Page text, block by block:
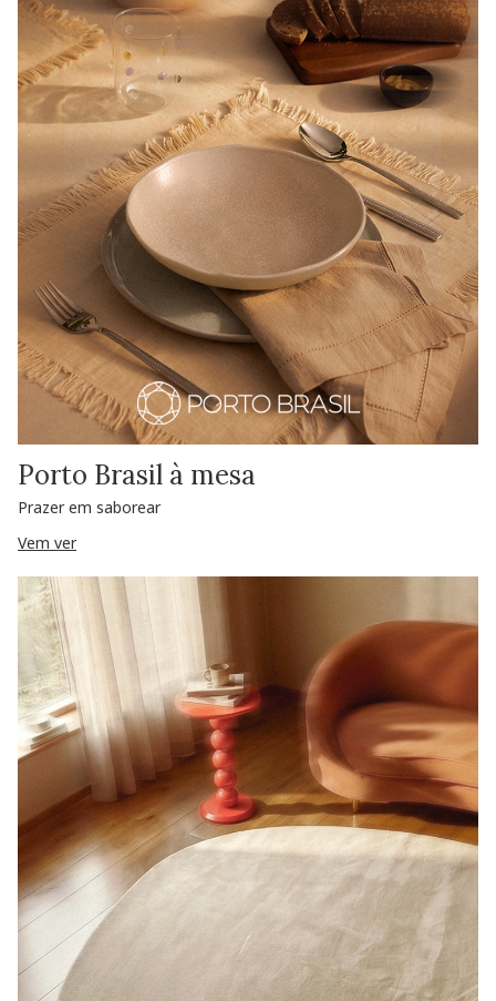
Porto Brasil à mesa
Prazer em saborear
Vem ver